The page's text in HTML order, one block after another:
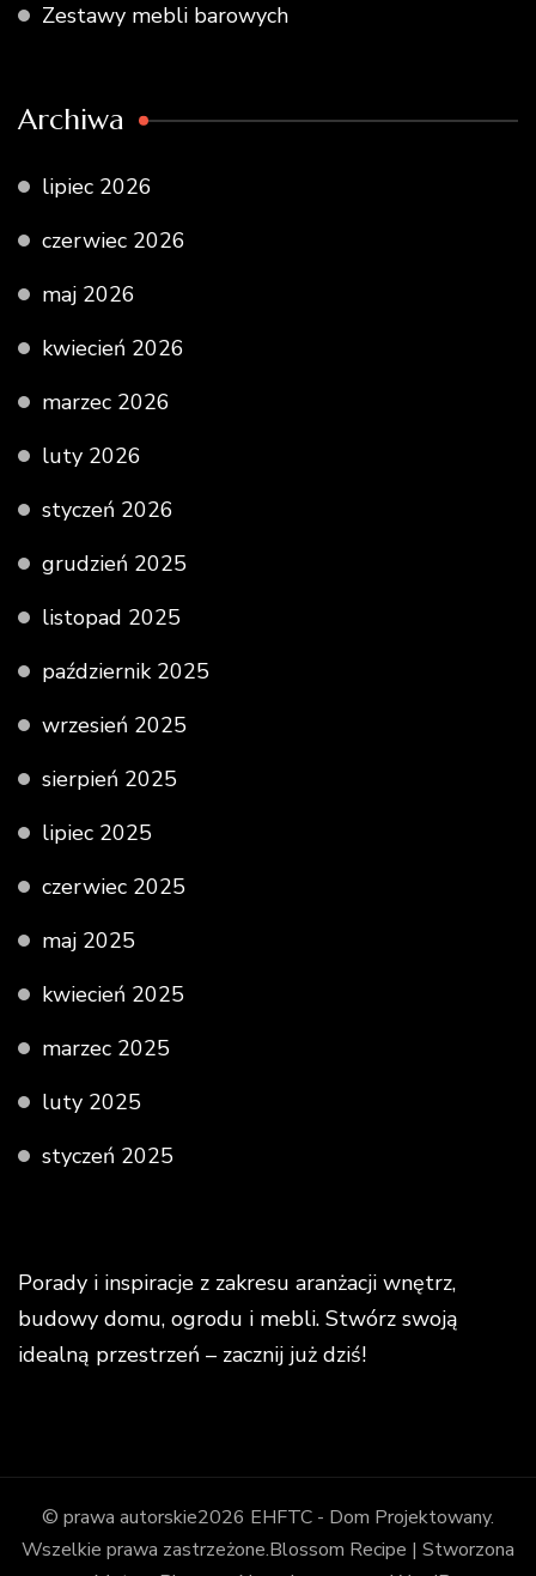
Zestawy mebli barowych
Archiwa
lipiec 2026
czerwiec 2026
maj 2026
kwiecień 2026
marzec 2026
luty 2026
styczeń 2026
grudzień 2025
listopad 2025
październik 2025
wrzesień 2025
sierpień 2025
lipiec 2025
czerwiec 2025
maj 2025
kwiecień 2025
marzec 2025
luty 2025
styczeń 2025
Porady i inspiracje z zakresu aranżacji wnętrz,
budowy domu, ogrodu i mebli. Stwórz swoją
idealną przestrzeń – zacznij już dziś!
© prawa autorskie2026 EHFTC - Dom Projektowany.
Wszelkie prawa zastrzeżone.Blossom Recipe | Stworzona